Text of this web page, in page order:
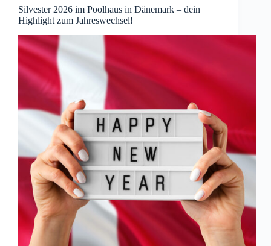
Silvester 2026 im Poolhaus in Dänemark – dein
Highlight zum Jahreswechsel!